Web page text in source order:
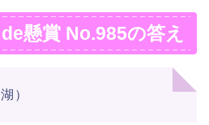
懸賞 No.985の答え
）